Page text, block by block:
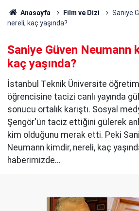
Anasayfa Film ve Dizi
Saniye
nereli, kaç yaşında?
Saniye Güven Neumann
kaç yaşında?
İstanbul Teknik Üniversite
öğrencisine tacizi canlı yayında
sonucu ortalık karıştı. Sosyal
Şengör'ün taciz ettiğini gülerek
kim olduğunu merak etti. Peki
Neumann kimdir, nereli, kaç
haberimizde...